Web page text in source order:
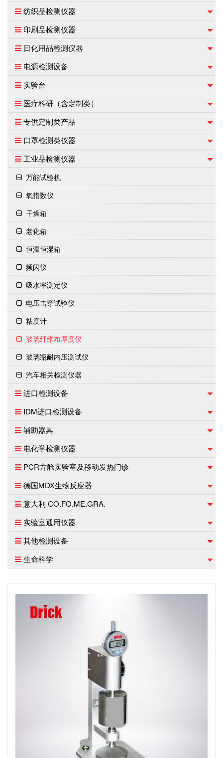
纺织品检测仪器
印刷品检测仪器
日化用品检测仪器
电源检测设备
实验台
医疗科研（含定制类）
专供定制类产品
口罩检测类仪器
工业品检测仪器
万能试验机
氧指数仪
干燥箱
老化箱
恒温恒湿箱
频闪仪
吸水率测定仪
电压击穿试验仪
粘度计
玻璃纤维布厚度仪
玻璃瓶耐内压测试仪
汽车相关检测仪器
进口检测设备
IDM进口检测设备
辅助器具
电化学检测仪器
PCR方舱实验室及移动发热门诊
德国MDX生物反应器
意大利 CO.FO.ME.GRA.
实验室通用仪器
其他检测设备
生命科学